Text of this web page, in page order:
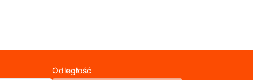
Odległość